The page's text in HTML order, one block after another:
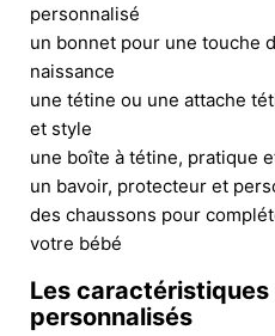
personnalisé
un bonnet pour une touche
naissance
une tétine ou une attache
et style
une boîte à tétine, pratique
un bavoir, protecteur et
des chaussons pour
votre bébé
Les
personnalisés